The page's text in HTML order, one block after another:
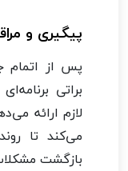
پیگیری و
پس از اتمام
براتی
لازم ارائه
می‌کند تا
بازگشت